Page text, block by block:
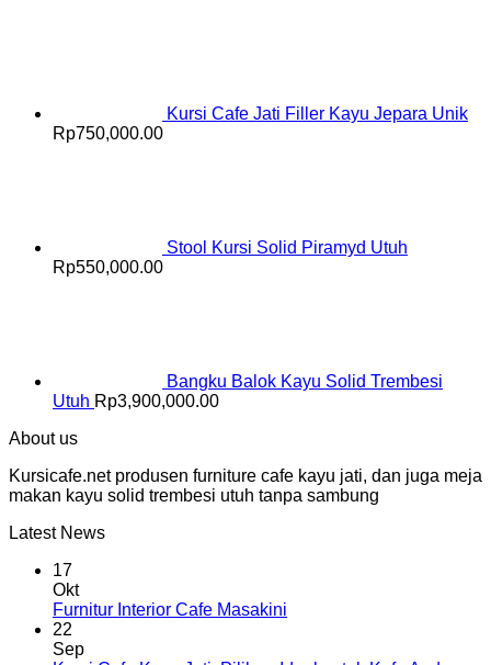
Kursi Cafe Jati Filler Kayu Jepara Unik
Rp750,000.00
Stool Kursi Solid Piramyd Utuh
Rp550,000.00
Bangku Balok Kayu Solid Trembesi
Utuh Rp3,900,000.00
About us
Kursicafe.net produsen furniture cafe kayu jati, dan juga meja
makan kayu solid trembesi utuh tanpa sambung
Latest News
17
Okt
Furnitur Interior Cafe Masakini
22
Sep